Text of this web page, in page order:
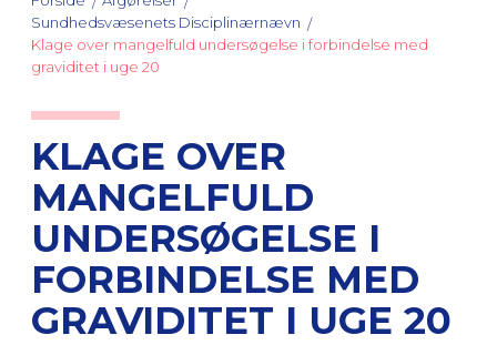
Sundhedsvæsenets Disciplinærnævn
Klage over mangelfuld undersøgelse i forbindelse med
graviditet i uge 20
KLAGE OVER
MANGELFULD
UNDERSØGELSE I
FORBINDELSE MED
GRAVIDITET I UGE 20